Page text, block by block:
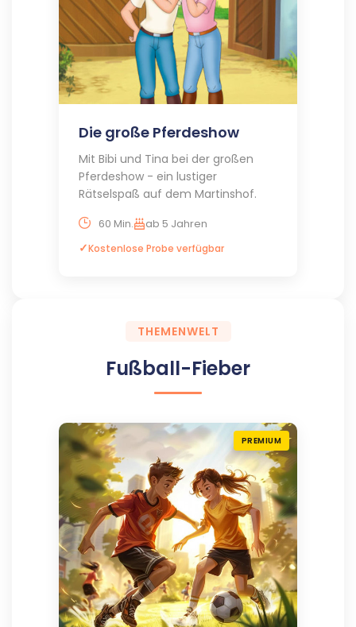
Die große Pferdeshow
Mit Bibi und Tina bei der großen
Pferdeshow - ein lustiger
Rätselspaß auf dem Martinshof.
60 Min. ab 5 Jahren
Kostenlose Probe verfügbar
THEMENWELT
Fußball-Fieber
PREMIUM